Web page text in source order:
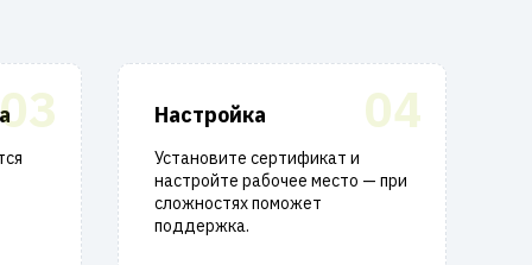
03 04
Настройка
Установите сертификат и
настройте рабочее место — при
сложностях поможет
поддержка.